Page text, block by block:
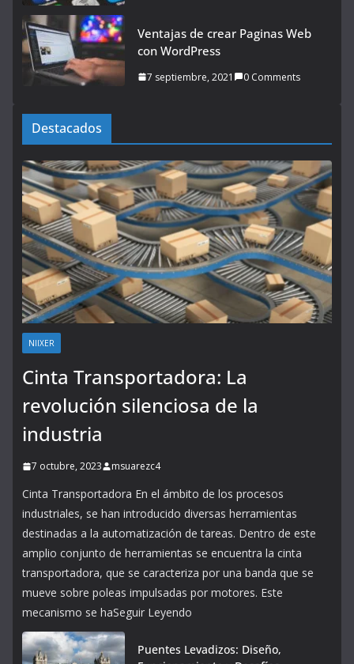
Ventajas de crear Paginas Web
con WordPress
7 septiembre, 2021 0 Comments
Destacados
NIIXER
Cinta Transportadora: La
revolución silenciosa de la
industria
7 octubre, 2023 msuarezc4
Cinta Transportadora En el ámbito de los procesos
industriales, se han introducido diversas herramientas
destinadas a la automatización de tareas. Dentro de este
amplio conjunto de herramientas se encuentra la cinta
transportadora, que se caracteriza por una banda que se
mueve sobre poleas impulsadas por motores. Este
mecanismo se haSeguir Leyendo
Puentes Levadizos: Diseño,